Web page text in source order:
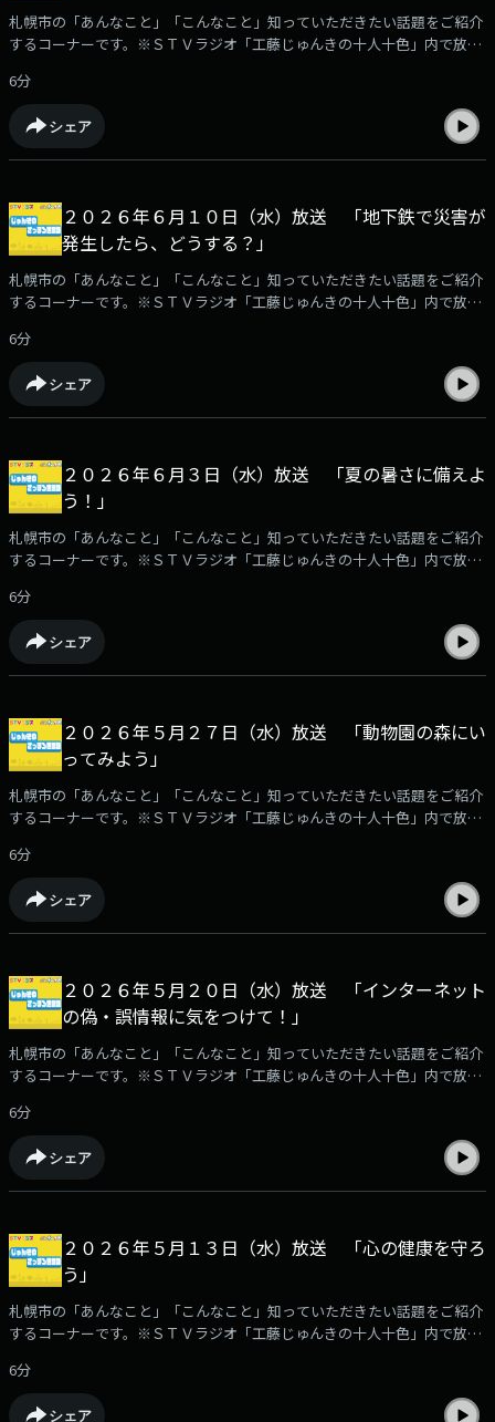
札幌市の「あんなこと」「こんなこと」知っていただきたい話題をご紹介
するコーナーです。※ＳＴＶラジオ「工藤じゅんきの十人十色」内で放
6分
シェア
２０２６年６月１０日（水）放送 「地下鉄で災害が
発生したら、どうする？」
札幌市の「あんなこと」「こんなこと」知っていただきたい話題をご紹介
するコーナーです。※ＳＴＶラジオ「工藤じゅんきの十人十色」内で放
6分
シェア
２０２６年６月３日（水）放送 「夏の暑さに備えよ
う！」
札幌市の「あんなこと」「こんなこと」知っていただきたい話題をご紹介
するコーナーです。※ＳＴＶラジオ「工藤じゅんきの十人十色」内で放
6分
シェア
２０２６年５月２７日（水）放送 「動物園の森にい
ってみよう」
札幌市の「あんなこと」「こんなこと」知っていただきたい話題をご紹介
するコーナーです。※ＳＴＶラジオ「工藤じゅんきの十人十色」内で放
6分
シェア
２０２６年５月２０日（水）放送 「インターネット
の偽・誤情報に気をつけて！」
札幌市の「あんなこと」「こんなこと」知っていただきたい話題をご紹介
するコーナーです。※ＳＴＶラジオ「工藤じゅんきの十人十色」内で放
6分
シェア
２０２６年５月１３日（水）放送 「心の健康を守ろ
う」
札幌市の「あんなこと」「こんなこと」知っていただきたい話題をご紹介
するコーナーです。※ＳＴＶラジオ「工藤じゅんきの十人十色」内で放
6分
シェア